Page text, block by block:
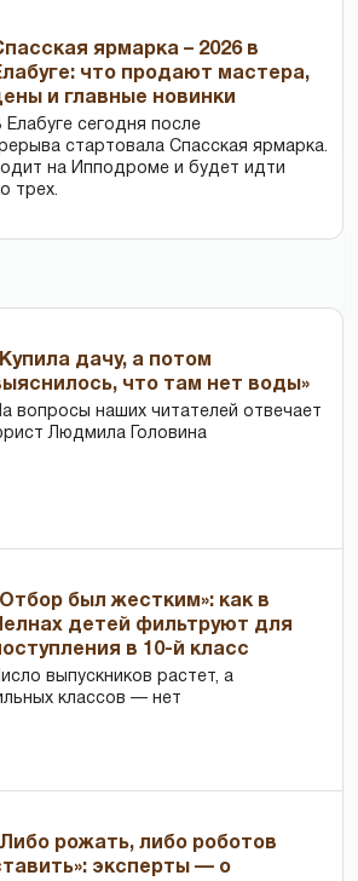
ярмарка – 2026 в
что продают мастера,
и главные новинки
Елабуге сегодня после
стартовала Спасская ярмарка.
на Ипподроме и будет идти
трех.
дачу, а потом
что там нет воды»
вопросы наших читателей отвечает
Людмила Головина
был жестким»: как в
детей фильтруют для
в 10-й класс
выпускников растет, а
классов — нет
рожать, либо роботов
эксперты — о